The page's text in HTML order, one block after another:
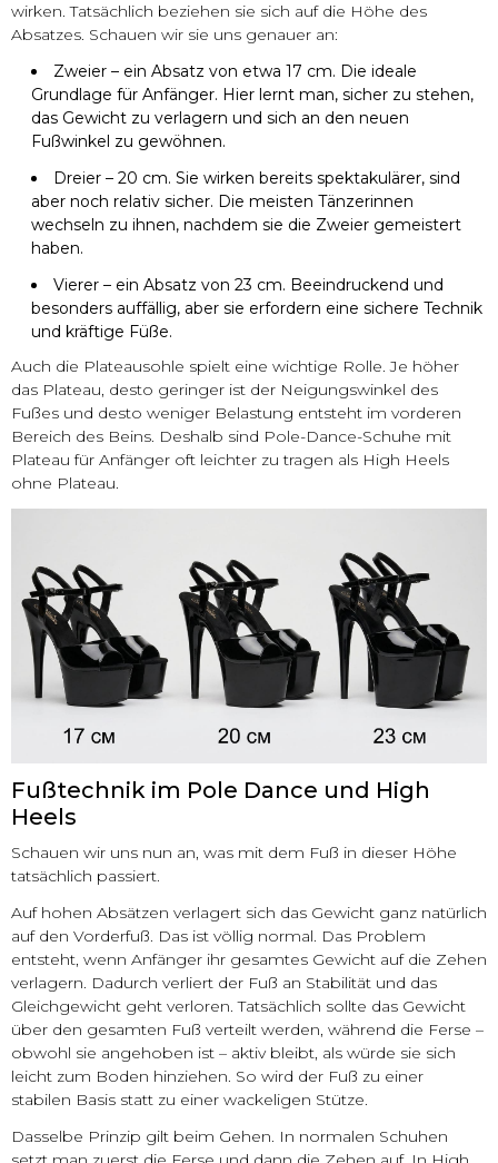
wirken. Tatsächlich beziehen sie sich auf die Höhe des
Absatzes. Schauen wir sie uns genauer an:
Zweier – ein Absatz von etwa 17 cm. Die ideale
Grundlage für Anfänger. Hier lernt man, sicher zu stehen,
das Gewicht zu verlagern und sich an den neuen
Fußwinkel zu gewöhnen.
Dreier – 20 cm. Sie wirken bereits spektakulärer, sind
aber noch relativ sicher. Die meisten Tänzerinnen
wechseln zu ihnen, nachdem sie die Zweier gemeistert
haben.
Vierer – ein Absatz von 23 cm. Beeindruckend und
besonders auffällig, aber sie erfordern eine sichere Technik
und kräftige Füße.
Auch die Plateausohle spielt eine wichtige Rolle. Je höher
das Plateau, desto geringer ist der Neigungswinkel des
Fußes und desto weniger Belastung entsteht im vorderen
Bereich des Beins. Deshalb sind Pole-Dance-Schuhe mit
Plateau für Anfänger oft leichter zu tragen als High Heels
ohne Plateau.
Fußtechnik im Pole Dance und High
Heels
Schauen wir uns nun an, was mit dem Fuß in dieser Höhe
tatsächlich passiert.
Auf hohen Absätzen verlagert sich das Gewicht ganz natürlich
auf den Vorderfuß. Das ist völlig normal. Das Problem
entsteht, wenn Anfänger ihr gesamtes Gewicht auf die Zehen
verlagern. Dadurch verliert der Fuß an Stabilität und das
Gleichgewicht geht verloren. Tatsächlich sollte das Gewicht
über den gesamten Fuß verteilt werden, während die Ferse –
obwohl sie angehoben ist – aktiv bleibt, als würde sie sich
leicht zum Boden hinziehen. So wird der Fuß zu einer
stabilen Basis statt zu einer wackeligen Stütze.
Dasselbe Prinzip gilt beim Gehen. In normalen Schuhen